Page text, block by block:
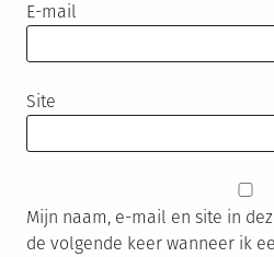
E-mail
Site
Mijn naam, e-mail en site in
de volgende keer wanneer ik